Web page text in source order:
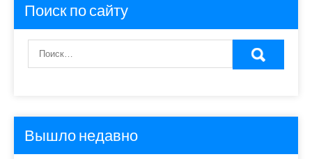
Поиск по сайту
Вышло недавно